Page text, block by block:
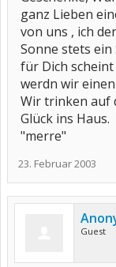
ganz Lieben
von uns , ich
Sonne stets ein
für Dich
werdn wir
Wir trinken auf
Glück ins Haus.
"merre"
23. Februar 2003
Guest